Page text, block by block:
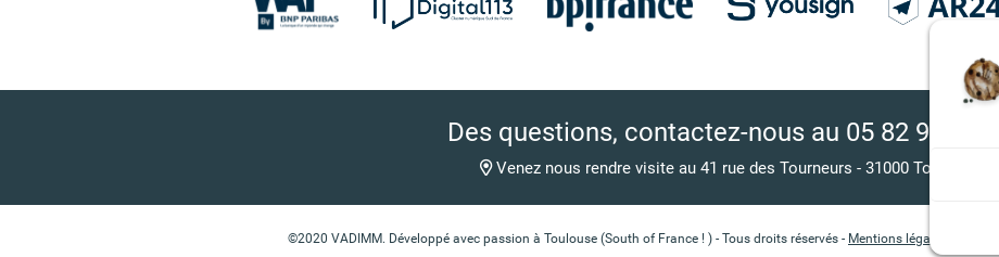
Des questions, contactez-nousau 05 82 95 70 98
Venez nous rendre visite au 41 rue des Tourneurs - 31000 Toulouse
©2020 VADIMM. Développé avec passion à Toulouse (South of France ! ) - Tous droits réservés - Mentions légales